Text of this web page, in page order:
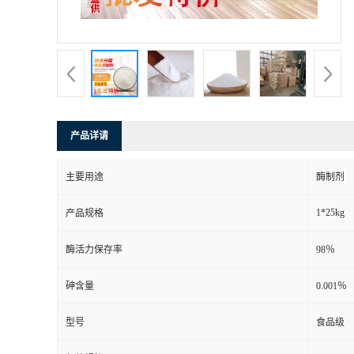
产品详请
主要用途 酶制剂
产品规格 1*25kg
酶活力保存率 98％
砷含量 0.001％
型号 食品级